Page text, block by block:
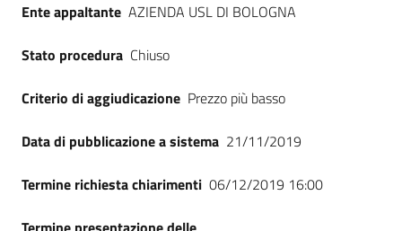
Ente appaltante AZIENDA USL DI BOLOGNA
Stato procedura Chiuso
Criterio di aggiudicazione Prezzo più basso
Data di pubblicazione a sistema 21/11/2019
Termine richiesta chiarimenti 06/12/2019 16:00